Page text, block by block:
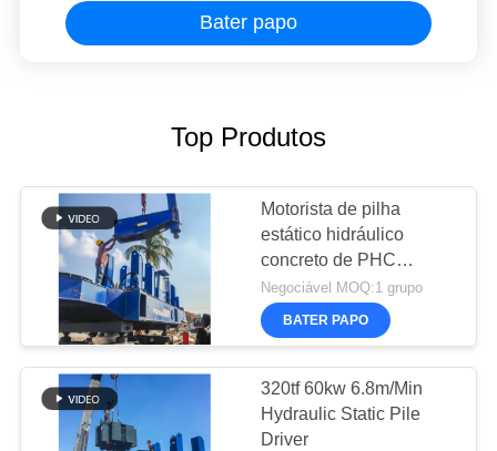
Bater papo
Top Produtos
Motorista de pilha
estático hidráulico
concreto de PHC
5.24m/Min 650mm
Negociável MOQ:1 grupo
BATER PAPO
320tf 60kw 6.8m/Min
Hydraulic Static Pile
Driver